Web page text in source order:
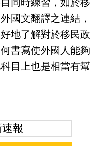
報
同時練習，如於移
國文翻譯之連結，
地了解對於移民政
書寫使外國人能夠
目上也是相當有幫